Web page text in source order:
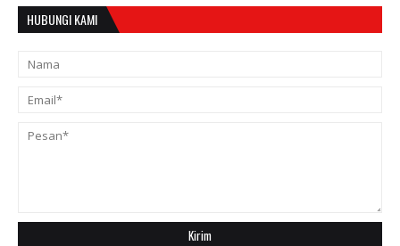
HUBUNGI KAMI